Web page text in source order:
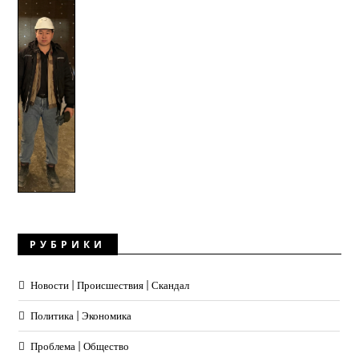
РУБРИКИ
Новости | Происшествия | Скандал
Политика | Экономика
Проблема | Общество